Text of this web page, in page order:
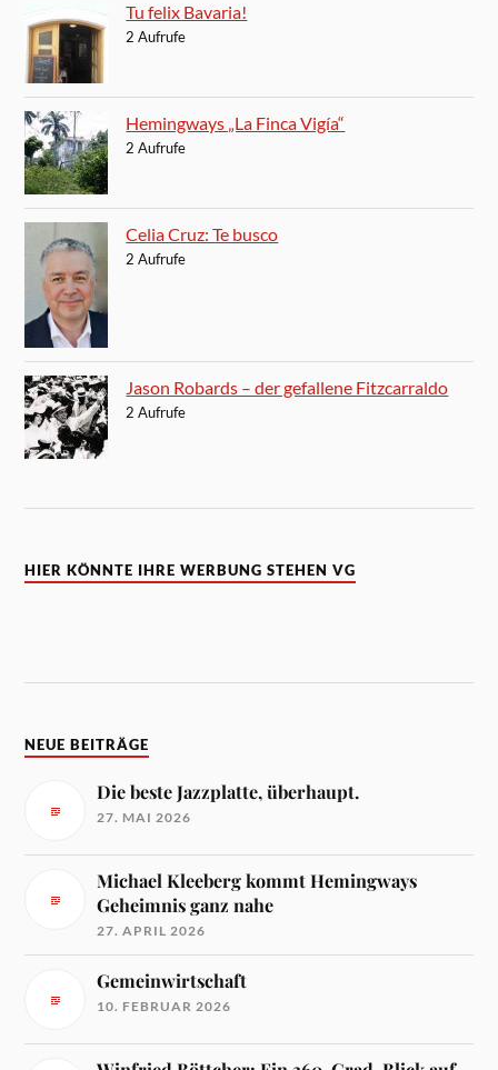
Tu felix Bavaria!
2 Aufrufe
Hemingways „La Finca Vigía“
2 Aufrufe
Celia Cruz: Te busco
2 Aufrufe
Jason Robards – der gefallene Fitzcarraldo
2 Aufrufe
HIER KÖNNTE IHRE WERBUNG STEHEN VG
NEUE BEITRÄGE
Die beste Jazzplatte, überhaupt.
27. MAI 2026
Michael Kleeberg kommt Hemingways
Geheimnis ganz nahe
27. APRIL 2026
Gemeinwirtschaft
10. FEBRUAR 2026